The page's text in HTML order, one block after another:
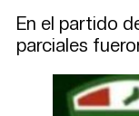
En el partido
parciales